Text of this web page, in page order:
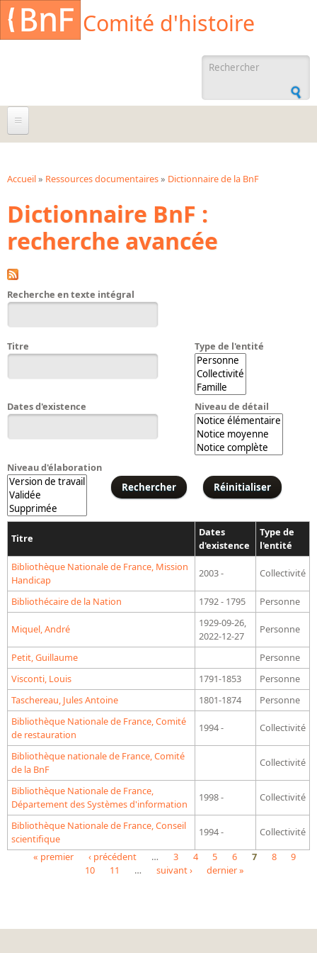
Aller au contenu principal
Comité d'histoire
recherche
À propos
Agenda
Ressources documentaires
Archives administratives
Bibliographie sur la BnF
Bibliographie historique de la Bibliothèque nationale de
Dictionnaire BnF : recherche avancée
Dictionnaire BnF : index
Dictionnaire des fonds spéciaux et des principales collections et
provenances
Recherche de fonds, collections et provenances
L'histoire de la BnF en objets
Organigrammes de la bibliothèque
Rapports d'activité de la Bibliothèque
Répertoire
Répertoire des catalogues d'expositions
Répertoire des catalogues
Répertoire des manuscrits du XXe siècle
Publications
Guides des sources publiés
Ouvrages et documents sur la BnF numérisés dans Gallica
Revue de la Bibliothèque nationale de France
Directeurs de la Bibliothèque nationale du XIVe siècle à nos jours
Listes et biographies des directeurs de départements
Implantations de la Bibliothèque nationale de France
Accueil» Ressources documentaires» Dictionnaire de la BnF
Dictionnaire BnF :
recherche avancée
Recherche en texte intégral
Titre Type de l'entité
Dates d'existence Niveau de détail
Niveau d'élaboration
Titre
Dates
d'existence
Type de
l'entité
Bibliothèque Nationale de France, Mission
Handicap
2003 - Collectivité
Bibliothécaire de la Nation 1792 - 1795 Personne
Miquel, André
1929-09-26,
2022-12-27
Personne
Petit, Guillaume
Personne
Visconti, Louis
1791-1853
Personne
Taschereau, Jules Antoine
1801-1874
Personne
Bibliothèque Nationale de France, Comité
de restauration
1994 - Collectivité
Bibliothèque nationale de France, Comité
de la BnF
Collectivité
Bibliothèque Nationale de France,
Département des Systèmes d'information
1998 - Collectivité
Bibliothèque Nationale de France, Conseil
scientifique
1994 - Collectivité
« premier ‹ précédent … 3 4 5 6 7 8
9
10
11 … suivant › dernier »
Cookies management panel